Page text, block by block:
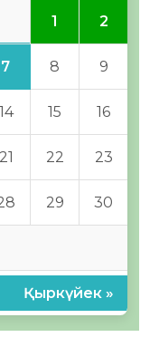
1 2
7 8 9
14 15 16
21 22 23
29 30
Қыркүйек »